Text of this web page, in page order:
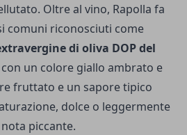
Oltre al vino, Rapolla fa
comuni riconosciuti come
di oliva DOP del
con un colore giallo ambrato e
fruttato e un sapore tipico
dolce o leggermente
piccante.